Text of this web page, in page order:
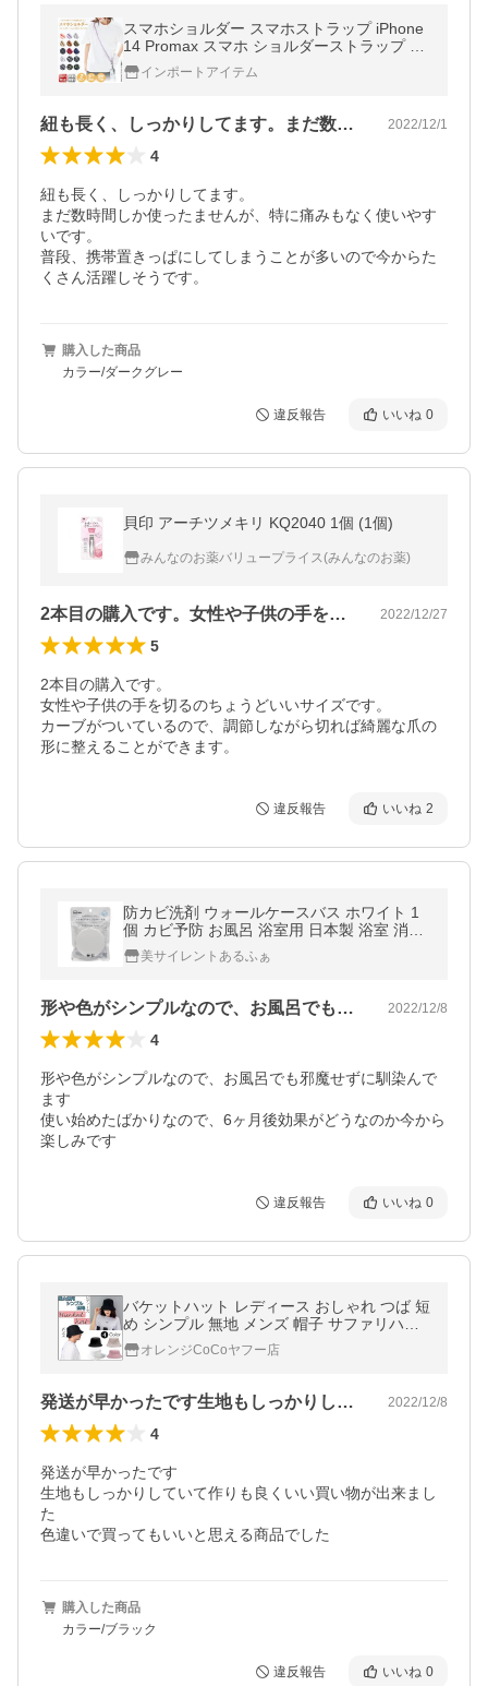
スマホショルダー スマホストラップ iPhone
14 Promax スマホ ショルダーストラップ 肩
掛け 斜め掛け ネックストラップ 首掛け
インポートアイテム
紐も長く、しっかりしてます。まだ数時間… 2022/12/1
4
紐も長く、しっかりしてます。
まだ数時間しか使ったませんが、特に痛みもなく使いやす
いです。
普段、携帯置きっぱにしてしまうことが多いので今からた
くさん活躍しそうです。
購入した商品
カラー/ダークグレー
違反報告 いいね 0
貝印 アーチツメキリ KQ2040 1個 (1個)
みんなのお薬バリュープライス(みんなのお薬)
2本目の購入です。女性や子供の手を切る… 2022/12/27
5
2本目の購入です。
女性や子供の手を切るのちょうどいいサイズです。
カーブがついているので、調節しながら切れば綺麗な爪の
形に整えることができます。
違反報告 いいね 2
防カビ洗剤 ウォールケースバス ホワイト 1
個 カビ予防 お風呂 浴室用 日本製 浴室 消臭
梅雨 湿気 bio labo onedum (メール便対象品)
美サイレントあるふぁ
形や色がシンプルなので、お風呂でも邪魔… 2022/12/8
4
形や色がシンプルなので、お風呂でも邪魔せずに馴染んで
ます
使い始めたばかりなので、6ヶ月後効果がどうなのか今から
楽しみです
違反報告 いいね 0
バケットハット レディース おしゃれ つば 短
め シンプル 無地 メンズ 帽子 サファリハッ
ト コットン レディース 春 夏 春夏
オレンジCoCoヤフー店
発送が早かったです生地もしっかりしてい… 2022/12/8
4
発送が早かったです
生地もしっかりしていて作りも良くいい買い物が出来まし
た
色違いで買ってもいいと思える商品でした
購入した商品
カラー/ブラック
違反報告 いいね 0